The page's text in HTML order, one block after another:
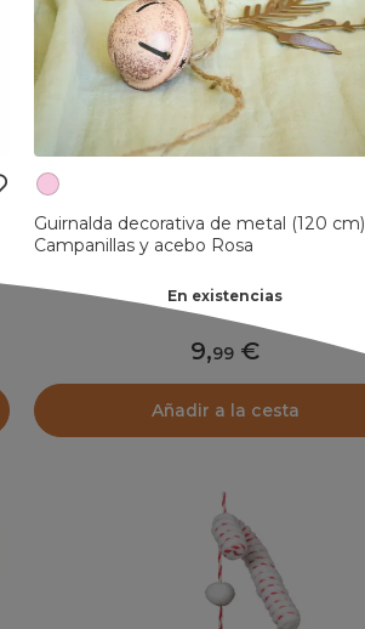
Guirnalda decorativa de metal (120 cm)
Campanillas y acebo Rosa
En existencias
9,99
Añadir a la cesta